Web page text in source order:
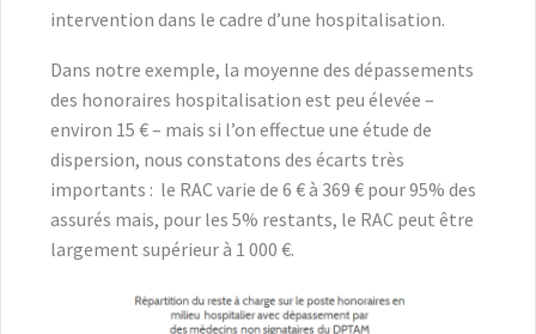
intervention dans le cadre d’une hospitalisation.
Dans notre exemple, la moyenne des dépassements
des honoraires hospitalisation est peu élevée –
environ 15 € – mais si l’on effectue une étude de
dispersion, nous constatons des écarts très
importants : le RAC varie de 6 € à 369 € pour 95% des
assurés mais, pour les 5% restants, le RAC peut être
largement supérieur à 1 000 €.